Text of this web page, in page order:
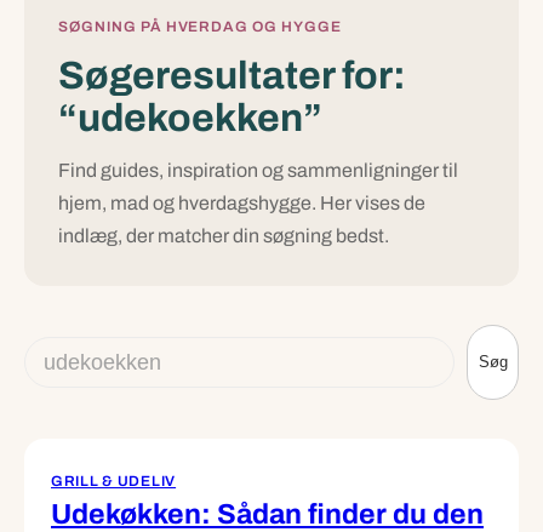
SØGNING PÅ HVERDAG OG HYGGE
Søgeresultater for:
“udekoekken”
Find guides, inspiration og sammenligninger til
hjem, mad og hverdagshygge. Her vises de
indlæg, der matcher din søgning bedst.
igen
Søg
GRILL & UDELIV
Udekøkken: Sådan finder du den